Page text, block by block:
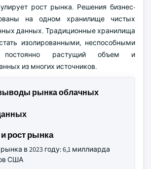
рост рынка. Решения бизнес-
на одном хранилище чистых
данных. Традиционные хранилища
изолированными, неспособными
постоянно растущий объем и
из многих источников.
рынка облачных
рост рынка
в 2023 году: 6,1 миллиарда
США